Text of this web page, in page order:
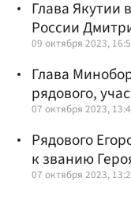
Глава Якутии
России
09 октября 2023,
Глава
рядового,
07 октября 2023,
Рядового
к званию
07 октября 2023,